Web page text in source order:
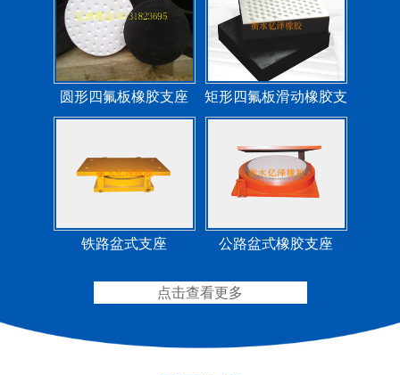
圆形四氟板橡胶支座
矩形四氟板滑动橡胶支
座
铁路盆式支座 公路盆式橡胶支座
点击查看更多